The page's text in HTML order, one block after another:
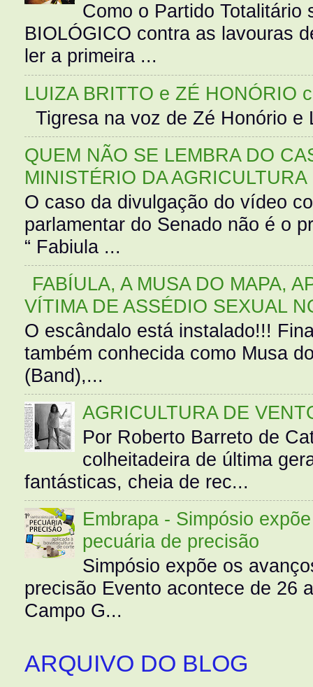
Como o Partido Totalitário
BIOLÓGICO contra as lavouras
ler a primeira ...
LUIZA BRITTO e ZÉ HONÓRIO
Tigresa na voz de Zé Honório
QUEM NÃO SE LEMBRA DO
MINISTÉRIO DA AGRICULTURA
O caso da divulgação do vídeo
parlamentar do Senado não é o
“ Fabiula ...
FABÍULA, A MUSA DO MAPA,
VÍTIMA DE ASSÉDIO SEXUAL
O escândalo está instalado!!!
também conhecida como Musa
(Band),...
AGRICULTURA DE
Por Roberto Barreto de
colheitadeira de última
fantásticas, cheia de rec...
Embrapa - Simpósio
pecuária de precisão
Simpósio expõe os
precisão Evento acontece de 26
Campo G...
ARQUIVO DO BLOG